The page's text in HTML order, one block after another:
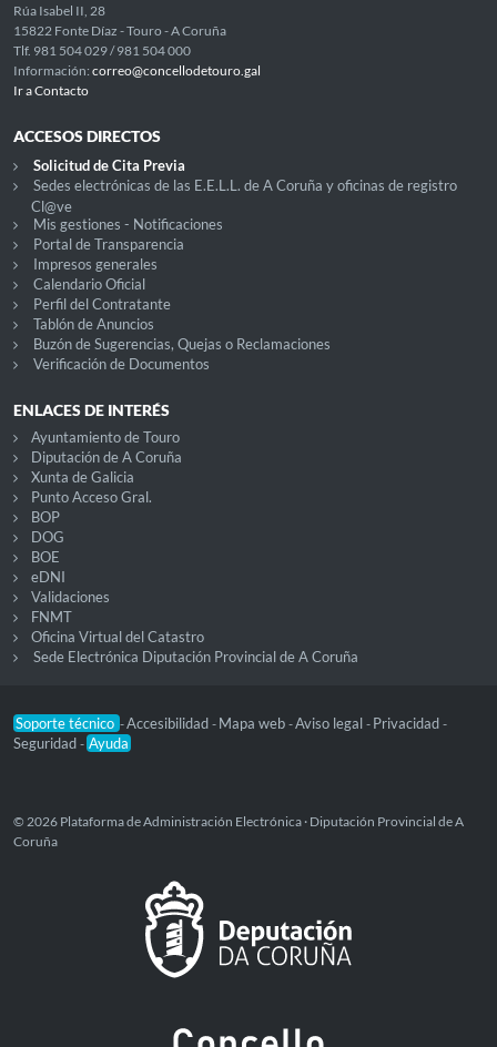
Rúa Isabel II, 28
15822 Fonte Díaz - Touro - A Coruña
Tlf. 981 504 029 / 981 504 000
Información: correo@concellodetouro.gal
Ir a Contacto
ACCESOS DIRECTOS
Solicitud de Cita Previa
Sedes electrónicas de las E.E.L.L. de A Coruña y oficinas de registro
Cl@ve
Mis gestiones - Notificaciones
Portal de Transparencia
Impresos generales
Calendario Oficial
Perfil del Contratante
Tablón de Anuncios
Buzón de Sugerencias, Quejas o Reclamaciones
Verificación de Documentos
ENLACES DE INTERÉS
Ayuntamiento de Touro
Diputación de A Coruña
Xunta de Galicia
Punto Acceso Gral.
BOP
DOG
BOE
eDNI
Validaciones
FNMT
Oficina Virtual del Catastro
Sede Electrónica Diputación Provincial de A Coruña
Soporte técnico -Accesibilidad - Mapa web -Aviso legal - Privacidad -
Seguridad - Ayuda
© 2026 Plataforma de Administración Electrónica · Diputación Provincial de A
Coruña